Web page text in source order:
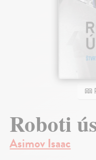
Roboti
Asimov Isaac